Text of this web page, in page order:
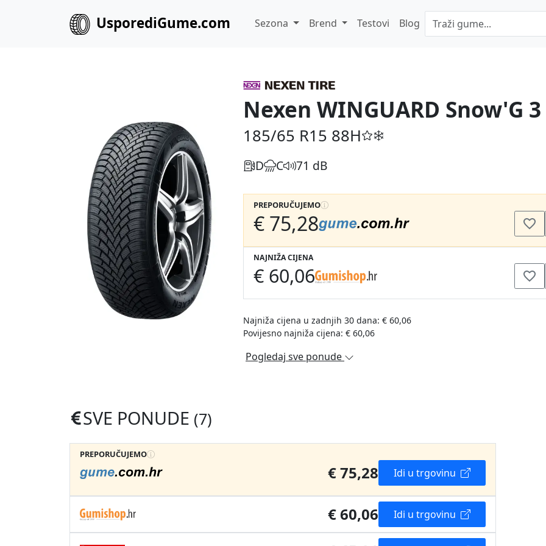
UsporediGume.com Sezona Brend Testovi Blog
Nexen WINGUARD Snow'G 3
185/65 R15 88H
D C 71 dB
PREPORUČUJEMO
€ 75,28
NAJNIŽA CIJENA
€ 60,06
Najniža cijena u zadnjih 30 dana: € 60,06
Povijesno najniža cijena: € 60,06
Pogledaj sve ponude
SVE PONUDE (7)
PREPORUČUJEMO
€ 75,28 Idi u trgovinu
€ 60,06 Idi u trgovinu